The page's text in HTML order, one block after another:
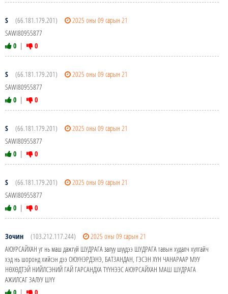
S (66.181.179.201)
2025 оны 09 сарын 21
SAWI80955877
0 | 0
S (66.181.179.201)
2025 оны 09 сарын 21
SAWI80955877
0 | 0
S (66.181.179.201)
2025 оны 09 сарын 21
SAWI80955877
0 | 0
S (66.181.179.201)
2025 оны 09 сарын 21
SAWI80955877
0 | 0
Зочин (103.212.117.244)
2025 оны 09 сарын 21
АЮУРСАЙХАН уг нь маш дажгүй ШУДРАГА залуу шүүдээ ШУДРАГА тавын худалч хулгайч
хэд нь шоронд хийсэн дээ ОЮУНЭРДЭНЭ, БАТЗАНДАН, ГЭСЭН ХҮН ЧАНАРААР МУУ
НӨХӨДТЭЙ НИЙЛСЭНИЙ ГАЙ ГАРСАНДХА ТҮҮНЭЭС АЮУРСАЙХАН МАШ ШУДРАГА
АЖИЛСАГ ЗАЛУУ ШҮҮ